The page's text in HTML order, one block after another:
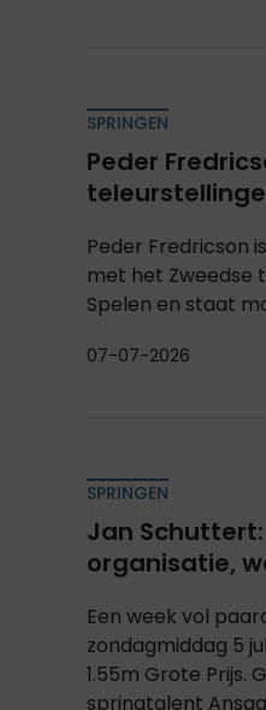
SPRINGEN
Peder
Peder Fredricson
met het Zweedse
Spelen en staat
07-07-2026
SPRINGEN
Jan
organisatie,
Een week vol
zondagmiddag 5
1.55m Grote Prijs.
springtalent